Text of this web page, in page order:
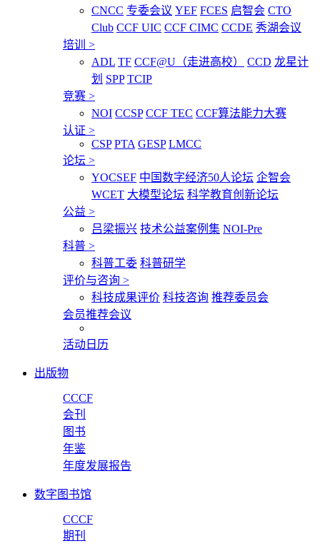
CNCC 专委会议 YEF FCES 启智会 CTO
Club CCF UIC CCF CIMC CCDE 秀湖会议
培训 >
ADL TF CCF@U（走进高校） CCD 龙星计
划 SPP TCIP
竞赛 >
NOI CCSP CCF TEC CCF算法能力大赛
认证 >
CSP PTA GESP LMCC
论坛 >
YOCSEF 中国数字经济50人论坛 企智会
WCET 大模型论坛 科学教育创新论坛
公益 >
吕梁振兴 技术公益案例集 NOI-Pre
科普 >
科普工委 科普研学
评价与咨询 >
科技成果评价 科技咨询 推荐委员会
会员推荐会议
活动日历
出版物
CCCF
会刊
图书
年鉴
年度发展报告
数字图书馆
CCCF
期刊